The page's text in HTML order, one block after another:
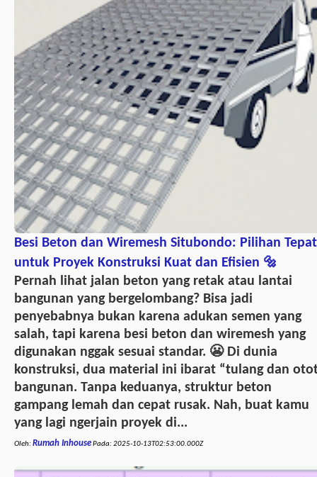
Besi Beton dan Wiremesh Situbondo: Pilihan Tepat
untuk Proyek Konstruksi Kuat dan Efisien 🔩
Pernah lihat jalan beton yang retak atau lantai
bangunan yang bergelombang? Bisa jadi
penyebabnya bukan karena adukan semen yang
salah, tapi karena besi beton dan wiremesh yang
digunakan nggak sesuai standar. 😬 Di dunia
konstruksi, dua material ini ibarat “tulang dan
bangunan. Tanpa keduanya, struktur beton
gampang lemah dan cepat rusak. Nah, buat kamu
yang lagi ngerjain proyek di...
Oleh:Rumah InhousePada:2025-10-13T02:53:00.000Z